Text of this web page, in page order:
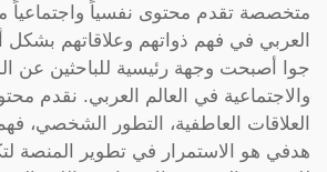
متخصصة تقدم محتوى نفسياً واجتماعياً
العربي في فهم ذواتهم وعلاقاتهم
جوا أصبحت وجهة رئيسية للباحثين عن
والاجتماعية في العالم العربي. نقدم
العلاقات العاطفية، التطور الشخصي،
هدفي هو الاستمرار في تطوير المنصة